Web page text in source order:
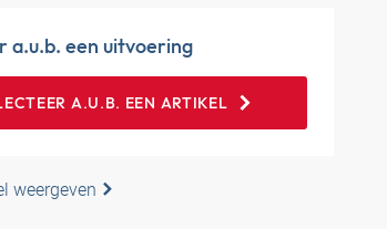
a.u.b. een uitvoering
A.U.B. EEN ARTIKEL
weergeven